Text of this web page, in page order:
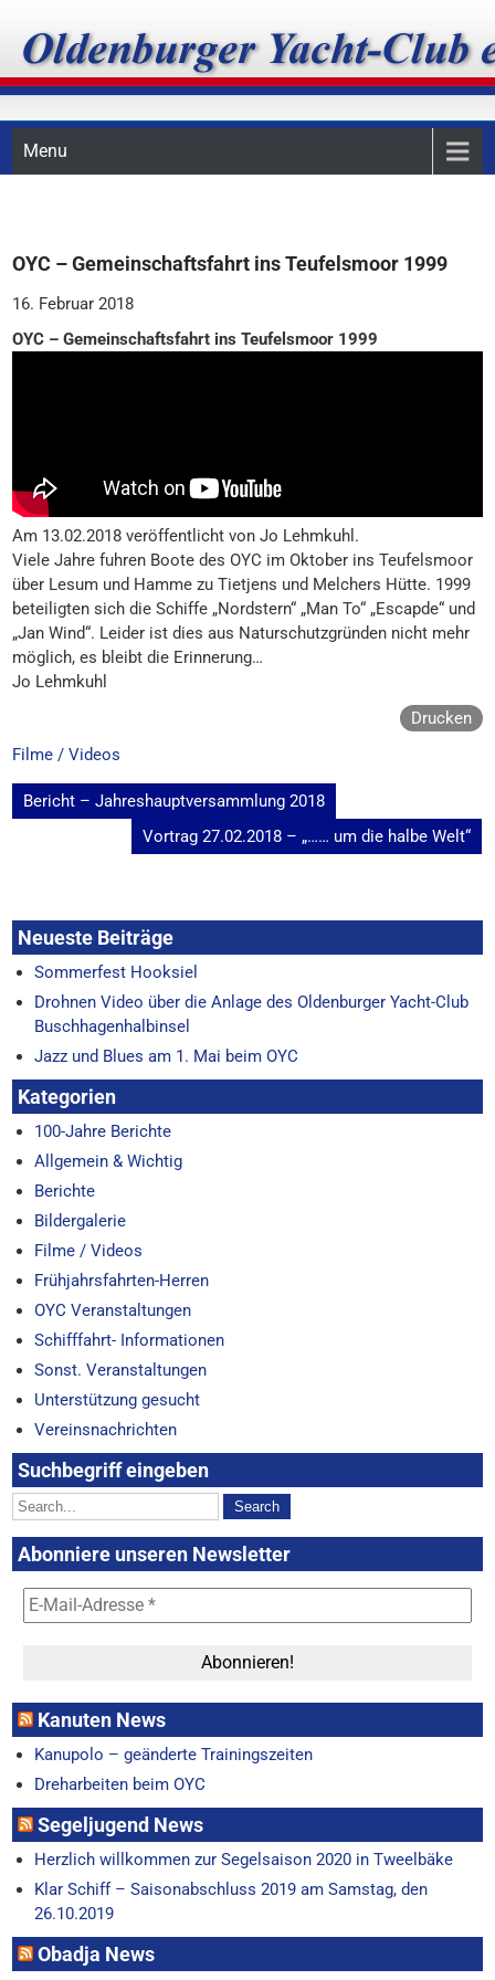
content
Oldenburger Yacht-Club
e.V.
Menu
OYC – Gemeinschaftsfahrt ins Teufelsmoor 1999
16. Februar 2018
OYC – Gemeinschaftsfahrt ins Teufelsmoor 1999
Am 13.02.2018 veröffentlicht von Jo Lehmkuhl.
Viele Jahre fuhren Boote des OYC im Oktober ins Teufelsmoor
über Lesum und Hamme zu Tietjens und Melchers Hütte. 1999
beteiligten sich die Schiffe „Nordstern“ „Man To“ „Escapde“ und
„Jan Wind“. Leider ist dies aus Naturschutzgründen nicht mehr
möglich, es bleibt die Erinnerung…
Jo Lehmkuhl
Drucken
Filme / Videos
Beitragsnavigation
Bericht – Jahreshauptversammlung 2018
Vortrag 27.02.2018 – „…… um die halbe Welt“
Neueste Beiträge
Sommerfest Hooksiel
Drohnen Video über die Anlage des Oldenburger Yacht-Club
Buschhagenhalbinsel
Jazz und Blues am 1. Mai beim OYC
Kategorien
100-Jahre Berichte
Allgemein & Wichtig
Berichte
Bildergalerie
Filme / Videos
Frühjahrsfahrten-Herren
OYC Veranstaltungen
Schifffahrt- Informationen
Sonst. Veranstaltungen
Unterstützung gesucht
Vereinsnachrichten
Suchbegriff eingeben
Abonniere unseren Newsletter
Kanuten News
Kanupolo – geänderte Trainingszeiten
Dreharbeiten beim OYC
Segeljugend News
Herzlich willkommen zur Segelsaison 2020 in Tweelbäke
Klar Schiff – Saisonabschluss 2019 am Samstag, den
26.10.2019
Obadja News